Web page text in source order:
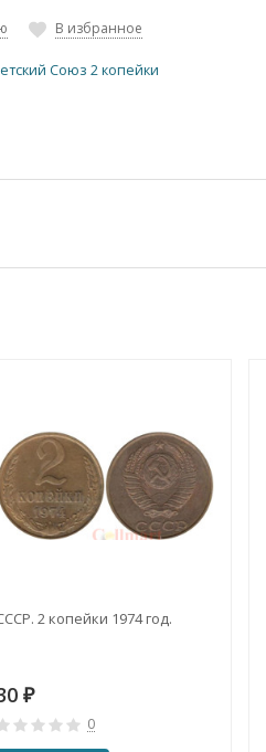
В избранное
Союз 2 копейки
2 копейки 1974 год.
₽
0